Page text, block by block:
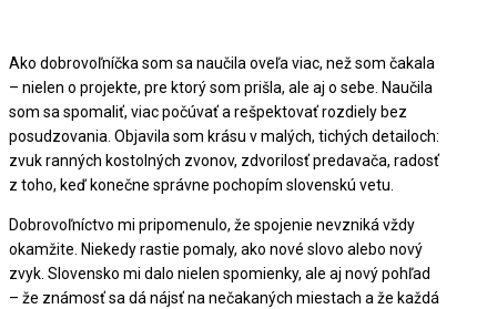
Ako dobrovoľníčka som sa naučila oveľa viac, než som čakala
– nielen o projekte, pre ktorý som prišla, ale aj o sebe. Naučila
som sa spomaliť, viac počúvať a rešpektovať rozdiely bez
posudzovania. Objavila som krásu v malých, tichých detailoch:
zvuk ranných kostolných zvonov, zdvorilosť predavača, radosť
z toho, keď konečne správne pochopím slovenskú vetu.
Dobrovoľníctvo mi pripomenulo, že spojenie nevzniká vždy
okamžite. Niekedy rastie pomaly, ako nové slovo alebo nový
zvyk. Slovensko mi dalo nielen spomienky, ale aj nový pohľad
– že známosť sa dá nájsť na nečakaných miestach a že každá